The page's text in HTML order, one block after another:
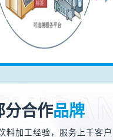
分合作品牌
料加工经验，服务上千客户